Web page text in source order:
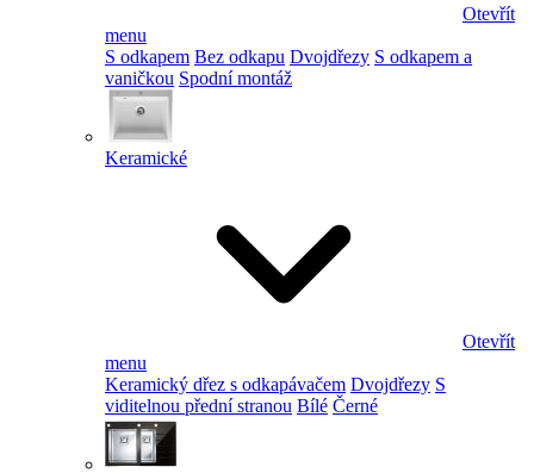
Otevřít
menu
S odkapem Bez odkapu Dvojdřezy S odkapem a
vaničkou Spodní montáž
Keramické
Otevřít
menu
Keramický dřez s odkapávačem Dvojdřezy S
viditelnou přední stranou Bílé Černé